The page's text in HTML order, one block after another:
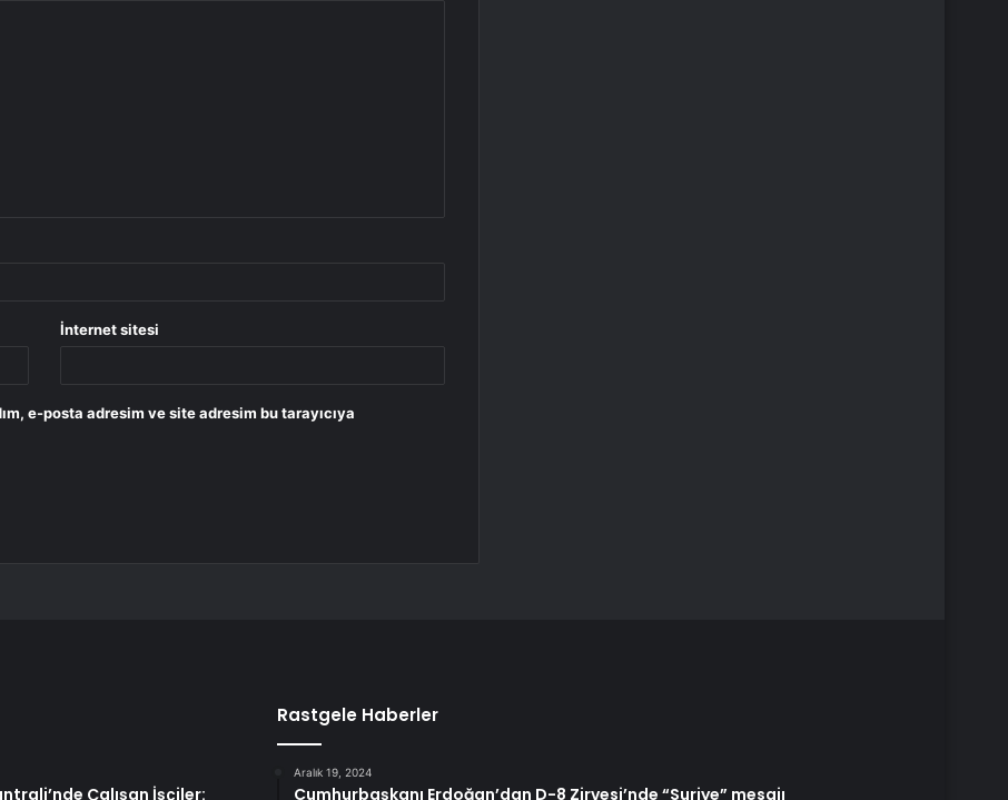
İnternet sitesi
e-posta adresim ve site adresim bu tarayıcıya
Çalışan İşçiler:
Rastgele Haberler
Aralık 19, 2024
Cumhurbaşkanı Erdoğan’dan D-8 Zirvesi’nde “Suriye” mesajı